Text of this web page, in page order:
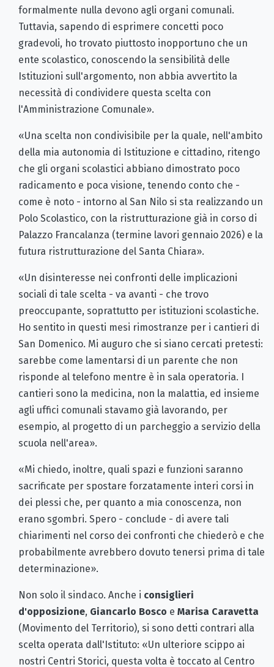
formalmente nulla devono agli organi comunali.
Tuttavia, sapendo di esprimere concetti poco
gradevoli, ho trovato piuttosto inopportuno che un
ente scolastico, conoscendo la sensibilità delle
Istituzioni sull'argomento, non abbia avvertito la
necessità di condividere questa scelta con
l'Amministrazione Comunale».
«Una scelta non condivisibile per la quale, nell'ambito
della mia autonomia di Istituzione e cittadino, ritengo
che gli organi scolastici abbiano dimostrato poco
radicamento e poca visione, tenendo conto che -
come è noto - intorno al San Nilo si sta realizzando un
Polo Scolastico, con la ristrutturazione già in corso di
Palazzo Francalanza (termine lavori gennaio 2026) e la
futura ristrutturazione del Santa Chiara».
«Un disinteresse nei confronti delle implicazioni
sociali di tale scelta - va avanti - che trovo
preoccupante, soprattutto per istituzioni scolastiche.
Ho sentito in questi mesi rimostranze per i cantieri di
San Domenico. Mi auguro che si siano cercati pretesti:
sarebbe come lamentarsi di un parente che non
risponde al telefono mentre è in sala operatoria. I
cantieri sono la medicina, non la malattia, ed insieme
agli uffici comunali stavamo già lavorando, per
esempio, al progetto di un parcheggio a servizio della
scuola nell'area».
«Mi chiedo, inoltre, quali spazi e funzioni saranno
sacrificate per spostare forzatamente interi corsi in
dei plessi che, per quanto a mia conoscenza, non
erano sgombri. Spero - conclude - di avere tali
chiarimenti nel corso dei confronti che chiederò e che
probabilmente avrebbero dovuto tenersi prima di tale
determinazione».
Non solo il sindaco. Anche i consiglieri
d'opposizione, Giancarlo Bosco e Marisa Caravetta
(Movimento del Territorio), si sono detti contrari alla
scelta operata dall'Istituto: «Un ulteriore scippo ai
nostri Centri Storici, questa volta è toccato al Centro